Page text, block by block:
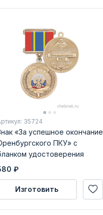
35724
«За успешное окончание
ПКУ» с
удостоверения
₽
Изготовить